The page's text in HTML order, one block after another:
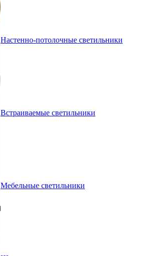
Настенно-потолочные светильники
Встраиваемые светильники
Мебельные светильники